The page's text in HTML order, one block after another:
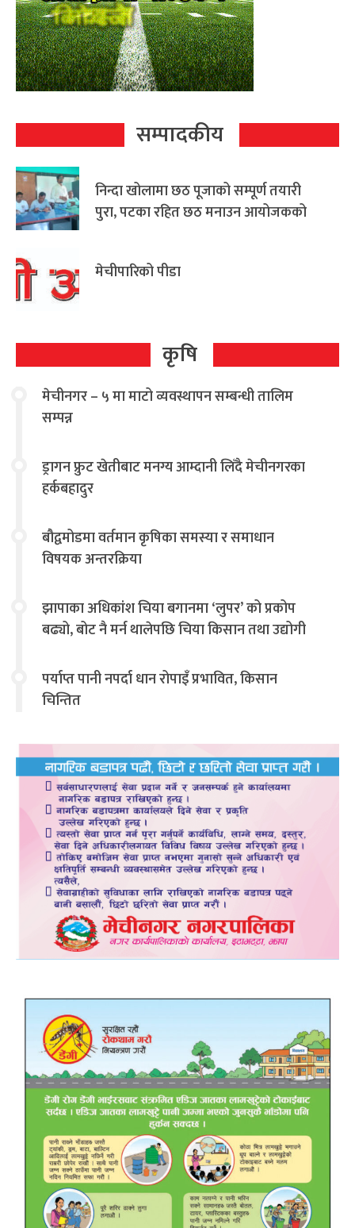
सम्पादकीय
निन्दा खोलामा छठ पूजाको सम्पूर्ण तयारी
पुरा, पटका रहित छठ मनाउन आयोजकको
मेचीपारिको पीडा
कृषि
मेचीनगर – ५ मा माटो व्यवस्थापन सम्बन्धी तालिम
सम्पन्न
ड्रागन फ्रुट खेतीबाट मनग्य आम्दानी लिँदै मेचीनगरका
हर्कबहादुर
बौद्वमोडमा वर्तमान कृषिका समस्या र समाधान
विषयक अन्तरक्रिया
झापाका अधिकांश चिया बगानमा ‘लुपर’ को प्रकोप
बढ्यो, बोट नै मर्न थालेपछि चिया किसान तथा उद्योगी
पर्याप्त पानी नपर्दा धान रोपाइँ प्रभावित, किसान
चिन्तित